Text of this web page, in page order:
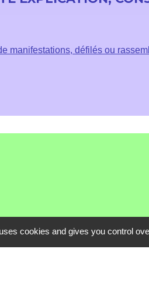
manifestations, défilés ou
cookies and gives you control